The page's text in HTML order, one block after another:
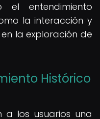
entendimiento
la interacción y
la exploración de
Histórico
a los usuarios una